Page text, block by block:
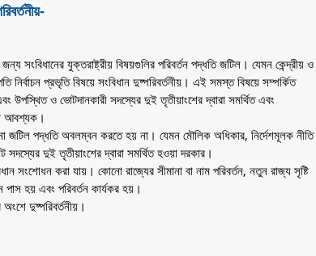
সংবিধানের যুক্তরাষ্ট্রীয় বিষয়গুলির পরিবর্তন পদ্ধতি জটিল। যেমন কেন্দ্রীয় ও
নির্বাচন প্রভৃতি বিষয়ে সংবিধান দুষ্পরিবর্তনীয়। এই সমস্ত বিষয়ে সম্পর্কিত
ও ভোটদানকারী সদস্যের দুই তৃতীয়াংশের দ্বারা সমর্থিত এবং
আবশ্যক।
পদ্ধতি অবলম্বন করতে হয় না। যেমন মৌলিক অধিকার, নির্দেশমূলক নীতি
দুই তৃতীয়াংশের দ্বারা সমর্থিত হওয়া দরকার।
সংশোধন করা যায়। কোনো রাজ্যের সীমানা বা নাম পরিবর্তন, নতুন রাজ্য সৃষ্টি
পাস হয় এবং পরিবর্তন কার্যকর হয়।
দুষ্পরিবর্তনীয়।